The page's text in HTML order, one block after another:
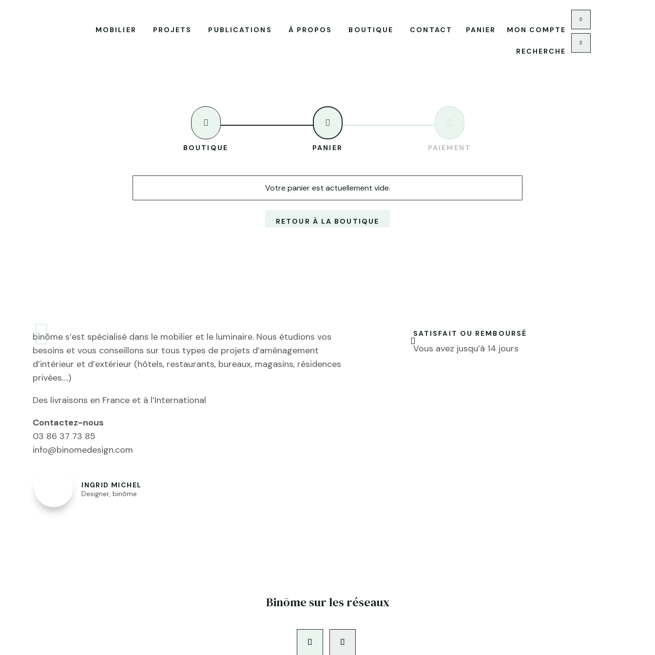
MOBILIER PROJETS PUBLICATIONS À PROPOS BOUTIQUE CONTACT PANIER MON COMPTE
RECHERCHE

BOUTIQUE

PANIER

PAIEMENT
Votre panier est actuellement vide.
RETOUR À LA BOUTIQUE
binōme s’est spécialisé dans le mobilier et le luminaire. Nous étudions vos
besoins et vous conseillons sur tous types de projets d’aménagement
d’intérieur et d’extérieur (hôtels, restaurants, bureaux, magasins, résidences
privées….)
Des livraisons en France et à l’International
Contactez-nous
03 86 37 73 85
info@binomedesign.com
INGRID MICHEL
Designer, binōme

SATISFAIT OU REMBOURSÉ
Vous avez jusqu’à 14 jours
Binōme sur les réseaux